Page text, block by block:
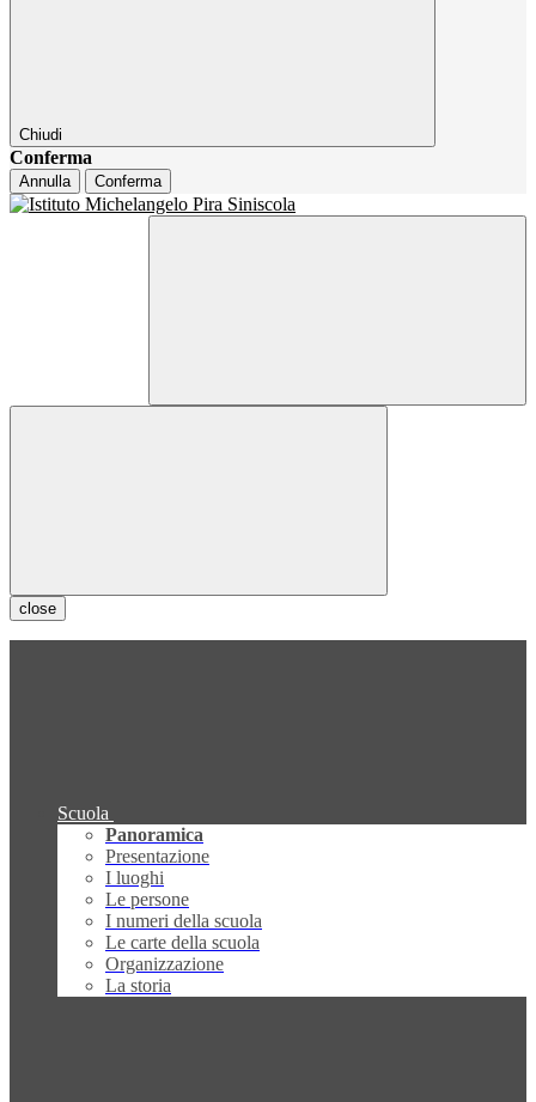
Chiudi
Conferma
Annulla Conferma
close
Scuola
Panoramica
Presentazione
I luoghi
Le persone
I numeri della scuola
Le carte della scuola
Organizzazione
La storia